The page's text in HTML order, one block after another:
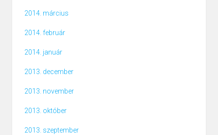
2014. március
2014. február
2014. január
2013. december
2013. november
2013. október
2013. szeptember